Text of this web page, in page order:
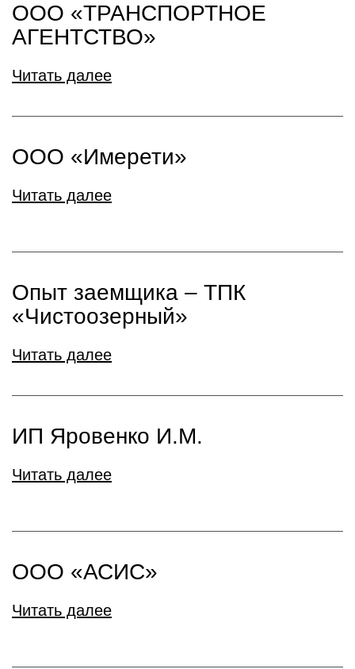
ООО «ТРАНСПОРТНОЕ
АГЕНТСТВО»
Читать далее
ООО «Имерети»
Читать далее
Опыт заемщика – ТПК
«Чистоозерный»
Читать далее
ИП Яровенко И.М.
Читать далее
ООО «АСИС»
Читать далее